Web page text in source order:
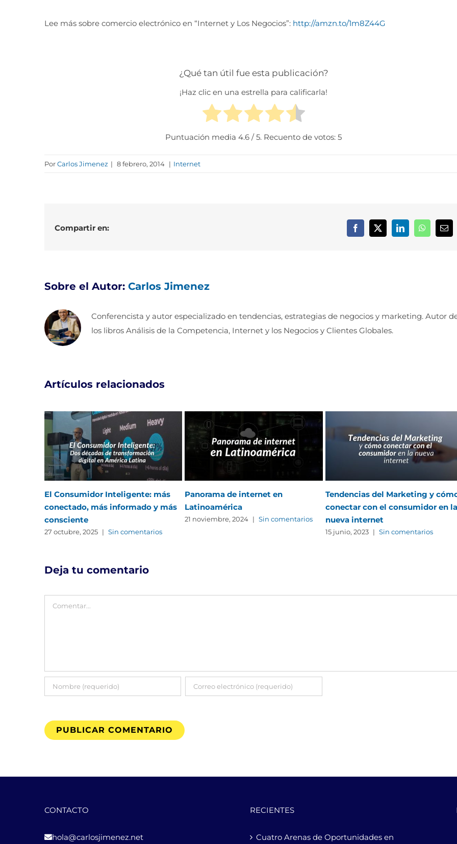
Lee más sobre comercio electrónico en “Internet y Los Negocios”: http://amzn.to/1m8Z44G
¿Qué tan útil fue esta publicación?
¡Haz clic en una estrella para calificarla!
Puntuación media4.6 / 5. Recuento de votos:5
PorCarlos Jimenez | 8 febrero, 2014 | Internet
Compartir en: Facebook
X LinkedInWhatsApp
Sobre el Autor: Carlos Jimenez
Conferencista y autor especializado en tendencias, estrategias de negocios y marketing. Autor
los libros Análisis de la Competencia, Internet y los Negocios y Clientes Globales.
Artículos relacionados
El Consumidor Inteligente: más
conectado, más informado y más
consciente
27 octubre, 2025 | Sin comentarios
Panorama de internet en
Latinoamérica
21 noviembre, 2024 | Sin comentarios
Tendencias del Marketing y
conectar con el consumidor en la
nueva internet
15 junio, 2023 | Sin comentarios
Deja tu comentario
Comentar
CONTACTO
hola@carlosjimenez.net
RECIENTES
Cuatro Arenas de Oportunidades en